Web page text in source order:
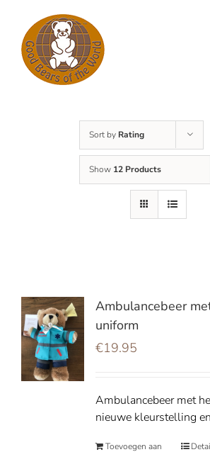
content
Sort by Rating
Show 12 Products
Ambulancebeer
uniform
€19.95
Ambulancebeer met
nieuwe kleurstelling
Toevoegen aan